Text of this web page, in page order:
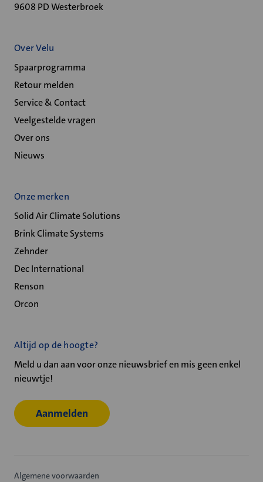
9608 PD Westerbroek
Over Velu
Spaarprogramma
Retour melden
Service & Contact
Veelgestelde vragen
Over ons
Nieuws
Onze merken
Solid Air Climate Solutions
Brink Climate Systems
Zehnder
Dec International
Renson
Orcon
Altijd op de hoogte?
Meld u dan aan voor onze nieuwsbrief en mis geen enkel
nieuwtje!
Aanmelden
Algemene voorwaarden